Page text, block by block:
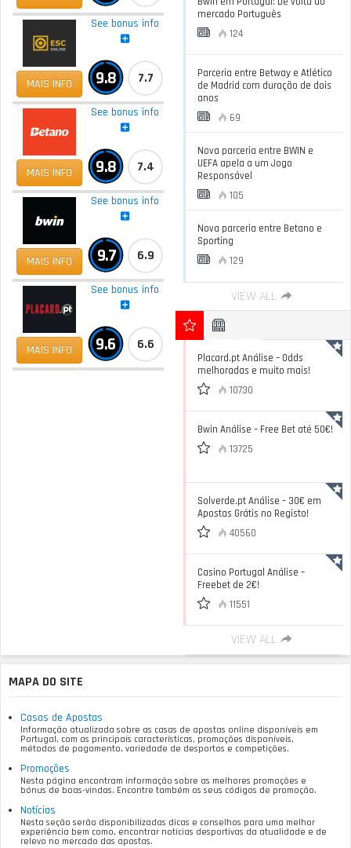
MAIS INFO
See bonus info
9.8 7.7
MAIS INFO
See bonus info
9.8 7.4
MAIS INFO
See bonus info
9.7 6.9
MAIS INFO
See bonus info
9.6 6.6
mercado Português
124
Parceria entre Betway e Atlético
de Madrid com duração de dois
anos
69
Nova parceria entre BWIN e
UEFA apela a um Jogo
Responsável
105
Nova parceria entre Betano e
Sporting
129
VIEW ALL
Placard.pt Análise – Odds
melhoradas e muito mais!
10730
Bwin Análise – Free Bet até 50€!
13725
Solverde.pt Análise – 30€ em
Apostas Grátis no Registo!
40560
Casino Portugal Análise –
Freebet de 2€!
11551
VIEW ALL
MAPA DO SITE
Casas de Apostas
Informação atualizada sobre as casas de apostas online disponíveis em
Portugal, com as principais características, promoções disponíveis,
métodos de pagamento, variedade de desportos e competições.
Promoções
Nesta página encontram informação sobre as melhores promoções e
bónus de boas-vindas. Encontre também os seus códigos de promoção.
Notícias
Nesta seção serão disponibilizadas dicas e conselhos para uma melhor
experiência bem como, encontrar notícias desportivas da atualidade e de
relevo no mercado das apostas.